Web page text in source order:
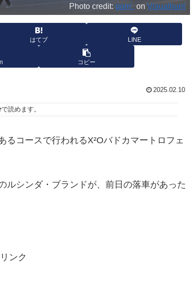
Photo credit: pom'. onVisualhunt
はてブ LINE
コピー
2025.02.10
で読めます。
コースで行われるX²Oバドカマートロフェ
ルシンダ・ブランドが、前日の落車があった
ンク